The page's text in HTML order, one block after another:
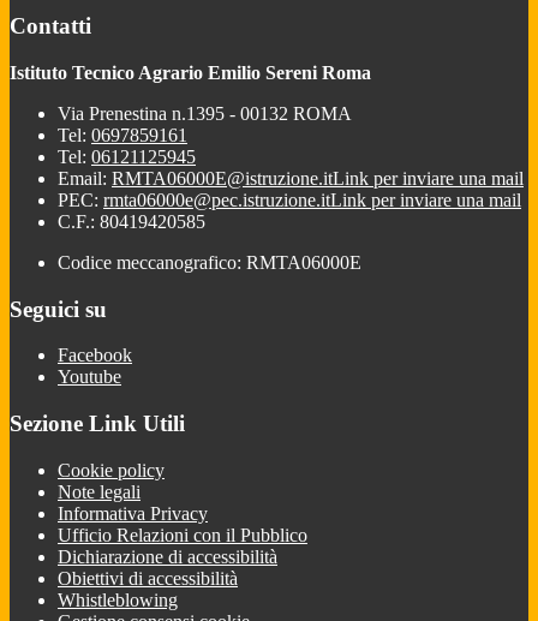
Contatti
Istituto Tecnico Agrario Emilio Sereni Roma
Via Prenestina n.1395 - 00132 ROMA
Tel: 0697859161
Tel: 06121125945
Email: RMTA06000E@istruzione.itLink per inviare una mail
PEC: rmta06000e@pec.istruzione.itLink per inviare una mail
C.F.: 80419420585
Codice meccanografico: RMTA06000E
Seguici su
Facebook
Youtube
Sezione Link Utili
Cookie policy
Note legali
Informativa Privacy
Ufficio Relazioni con il Pubblico
Dichiarazione di accessibilità
Obiettivi di accessibilità
Whistleblowing